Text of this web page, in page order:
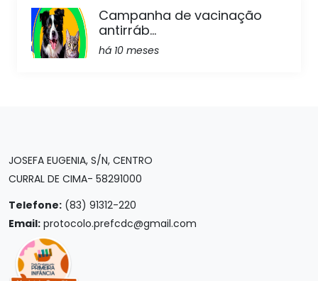
Campanha de vacinação
antirráb...
há 10 meses
JOSEFA EUGENIA, S/N, CENTRO
CURRAL DE CIMA- 58291000
Telefone: (83) 91312-220
Email: protocolo.prefcdc@gmail.com